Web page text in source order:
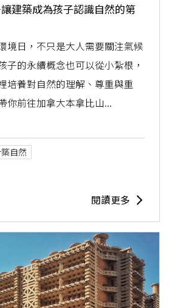
建築成為孩子認識自然的第
境日，不只是大人需要關注氣候
子的永續概念也可以從小紮根，
培養對自然的理解、尊重與重
你前往加拿大本拿比山...
自然
閱讀更多